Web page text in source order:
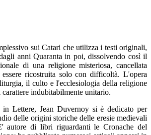
sui Catari che utilizza i testi originali,
anni Quaranta in poi, dissolvendo così il
di una religione misteriosa, cancellata
ricostruita solo con difficoltà. L'opera
il culto e l'ecclesiologia della religione
carattere indubitabilmente unitario.
Lettere, Jean Duvernoy si è dedicato per
delle origini storiche delle eresie medievali
autore di libri riguardanti le Cronache del